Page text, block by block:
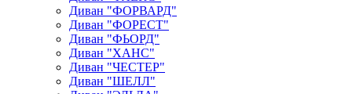
Диван "ФОРВАРД"
Диван "ФОРЕСТ"
Диван "ФЬОРД"
Диван "ХАНС"
Диван "ЧЕСТЕР"
Диван "ШЕЛЛ"